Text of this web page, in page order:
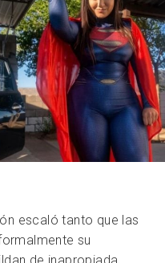
escaló tanto que las
su